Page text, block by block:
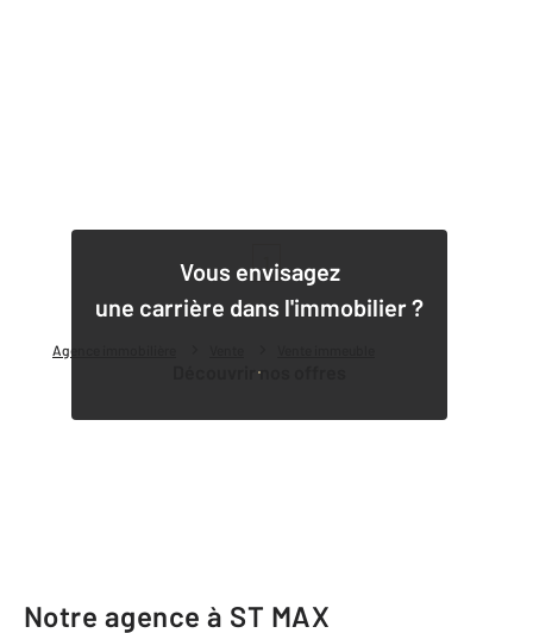
Agence immobilière
Vous envisagez
une carrière dans l'immobilier ?
Découvrir nos offres
Notre agence à ST MAX